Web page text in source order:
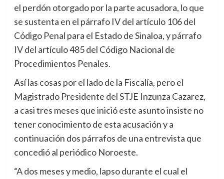
el perdón otorgado por la parte acusadora, lo que
se sustenta en el párrafo IV del artículo 106 del
Código Penal para el Estado de Sinaloa, y párrafo
IV del artículo 485 del Código Nacional de
Procedimientos Penales.
Así las cosas por el lado de la Fiscalía, pero el
Magistrado Presidente del STJE Inzunza Cazarez,
a casi tres meses que inició este asunto insiste no
tener conocimiento de esta acusación y a
continuación dos párrafos de una entrevista que
concedió al periódico Noroeste.
“A dos meses y medio, lapso durante el cual el